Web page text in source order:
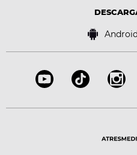
Bases de concursos